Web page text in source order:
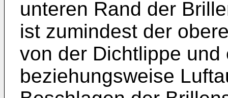
unteren Rand der
ist zumindest der
von der Dichtlippe
beziehungsweise